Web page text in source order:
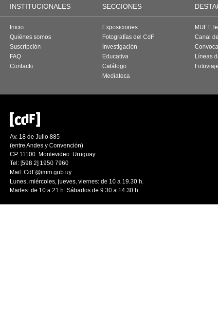
INSTITUCIONALES SECCIONES
Inicio
Quiénes somos
Suscripción
FAQ
Contacto
Exposiciones
Fotografías del CdF
Investigación
Educativa
Catálogo
Mediateca
MUFF,
Canal
Líneas
Av. 18 de Julio 885
(entre Andes y Convención)
CP 11100. Montevideo. Uruguay
Tel: [598 2] 1950 7960
Mail: CdF@imm.gub.uy
Lunes, miércoles, jueves, viernes: de 10 a 19.30 h.
Martes: de 10 a 21 h. Sábados de 9.30 a 14.30 h.